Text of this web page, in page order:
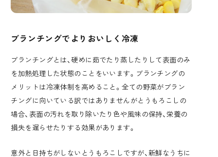
ブランチングでよりおいしく冷凍
ブランチングとは、硬めに茹でたり蒸したりして表面のみ
を加熱処理した状態のことをいいます。ブランチングの
メリットは冷凍体制を高めること。全ての野菜がブラン
チングに向いている訳ではありませんがとうもろこしの
場合、表面の汚れを取り除いたり色や風味の保持、栄養の
損失を遅らせたりする効果があります。
意外と日持ちがしないとうもろこしですが、新鮮なうちに